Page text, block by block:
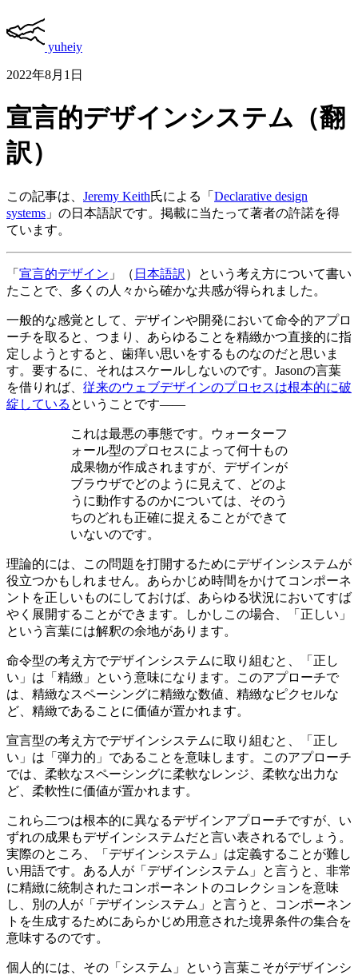
yuheiy
2022年8月1日
宣言的デザインシステム（翻
訳）
この記事は、 Jeremy Keith氏による「 Declarative design
systems 」の日本語訳です。掲載に当たって著者の許諾を得
ています。
「 宣言的デザイン 」（ 日本語訳 ）という考え方について書い
たことで、多くの人々から確かな共感が得られました。
一般的な感覚として、デザインや開発において命令的アプロ
ーチを取ると、つまり、あらゆることを精緻かつ直接的に指
定しようとすると、歯痒い思いをするものなのだと思いま
す。要するに、それはスケールしないのです。Jasonの言葉
を借りれば、 従来のウェブデザインのプロセスは根本的に破
綻している ということです——
これは最悪の事態です。ウォーターフ
ォール型のプロセスによって何十もの
成果物が作成されますが、デザインが
ブラウザでどのように見えて、どのよ
うに動作するのかについては、そのう
ちのどれも正確に捉えることができて
いないのです。
理論的には、この問題を打開するためにデザインシステムが
役立つかもしれません。あらかじめ時間をかけてコンポーネ
ントを正しいものにしておけば、あらゆる状況においてすば
やく展開することができます。しかしこの場合、「正しい」
という言葉には解釈の余地があります。
命令型の考え方でデザインシステムに取り組むと、「正し
い」は「精緻」という意味になります。このアプローチで
は、精緻なスペーシングに精緻な数値、精緻なピクセルな
ど、精緻であることに価値が置かれます。
宣言型の考え方でデザインシステムに取り組むと、「正し
い」は「弾力的」であることを意味します。このアプローチ
では、柔軟なスペーシングに柔軟なレンジ、柔軟な出力な
ど、柔軟性に価値が置かれます。
これら二つは根本的に異なるデザインアプローチですが、い
ずれの成果もデザインシステムだと言い表されるでしょう。
実際のところ、「デザインシステム」は定義することが難し
い用語です。ある人が「デザインシステム」と言うと、非常
に精緻に統制されたコンポーネントのコレクションを意味
し、別の人が「デザインシステム」と言うと、コンポーネン
トを生成するためにあらかじめ用意された境界条件の集合を
意味するのです。
個人的には、その「システム」という言葉こそがデザインシ